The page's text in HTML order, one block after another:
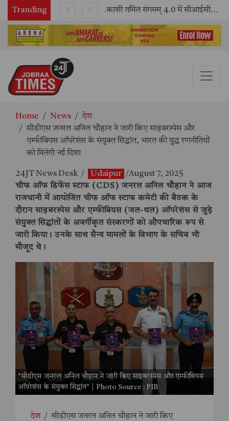
Tranding काशी तमिल संगमम् 4.0 में सीआईसीटी का स्टॉल बना तमिल भाषा और संस्कृति का केंद्र, ‘तमिल करकलाम’ से सीखना हुआ सरल
Home News
देश
सीडीएस जनरल अनिल चौहान ने जारी किए साइबरस्पेस और
एम्फीबियस ऑपरेशंस के संयुक्त सिद्धांत, भारत की युद्ध रणनीतियों
को मिलेगी नई दिशा
24JT News Desk / Udaipur /August 7, 2025
चीफ ऑफ डिफेंस स्टाफ (CDS) जनरल अनिल चौहान ने आज
राजधानी में आयोजित चीफ ऑफ स्टाफ कमेटी की बैठक के
दौरान साइबरस्पेस और एम्फीबियस (जल-थल) ऑपरेशंस से जुड़े
संयुक्त सिद्धांतों के अवर्गीकृत संस्करणों को औपचारिक रूप से
जारी किया। उनके साथ सैन्य मामलों के विभाग के सचिव भी
मौजूद थे।
"सीडीएस जनरल अनिल चौहान ने जारी किए साइबरस्पेस और एम्फीबियस
ऑपरेशंस के संयुक्त सिद्धांत" | Photo Source : PIB
देश / सीडीएस जनरल अनिल चौहान ने जारी किए